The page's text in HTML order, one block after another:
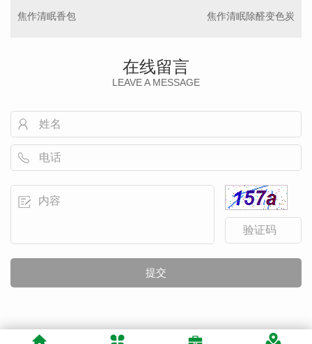
焦作清眠香包 焦作清眠除醛变色炭
在线留言
LEAVE A MESSAGE